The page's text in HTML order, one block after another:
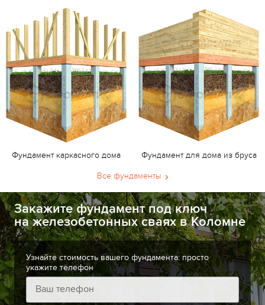
Фундамент каркасного дома Фундамент для дома из бруса
Все фундаменты
Закажите фундамент под ключ
на железобетонных сваях в Коломне
Узнайте стоимость вашего фундамента: просто
укажите телефон